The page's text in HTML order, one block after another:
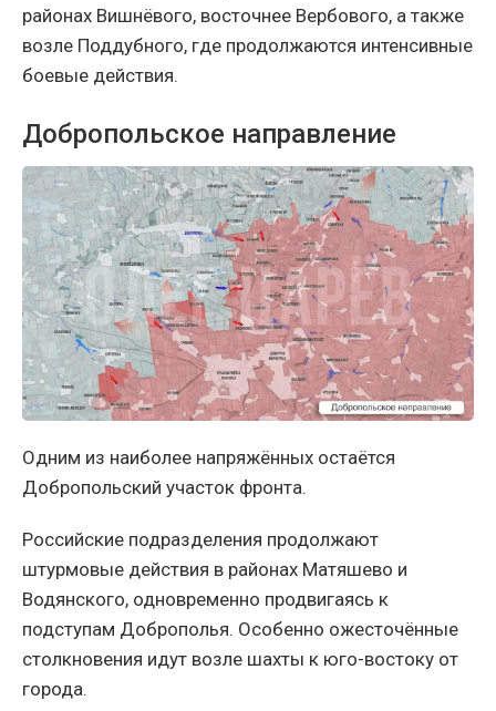
районах Вишнёвого, восточнее Вербового, а также
возле Поддубного, где продолжаются интенсивные
боевые действия.
Добропольское направление
Одним из наиболее напряжённых остаётся
Добропольский участок фронта.
Российские подразделения продолжают
штурмовые действия в районах Матяшево и
Водянского, одновременно продвигаясь к
подступам Доброполья. Особенно ожесточённые
столкновения идут возле шахты к юго-востоку от
города.